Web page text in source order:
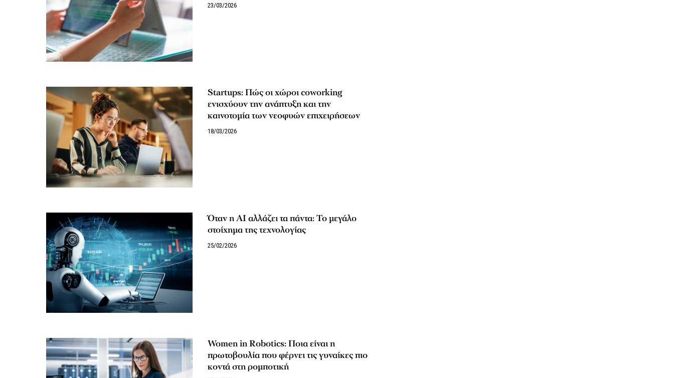
23/03/2026
Startups: Πώς οι χώροι coworking
ενισχύουν την ανάπτυξη και την
καινοτομία των νεοφυών επιχειρήσεων
18/03/2026
Όταν η AI αλλάζει τα πάντα: Το μεγάλο
στοίχημα της τεχνολογίας
25/02/2026
Women in Robotics: Ποια είναι η
πρωτοβουλία που φέρνει τις γυναίκες πιο
κοντά στη ρομποτική